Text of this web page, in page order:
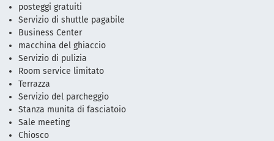
posteggi gratuiti
Servizio di shuttle pagabile
Business Center
macchina del ghiaccio
Servizio di pulizia
Room service limitato
Terrazza
Servizio del parcheggio
Stanza munita di fasciatoio
Sale meeting
Chiosco